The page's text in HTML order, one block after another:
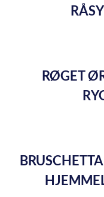
RØGET